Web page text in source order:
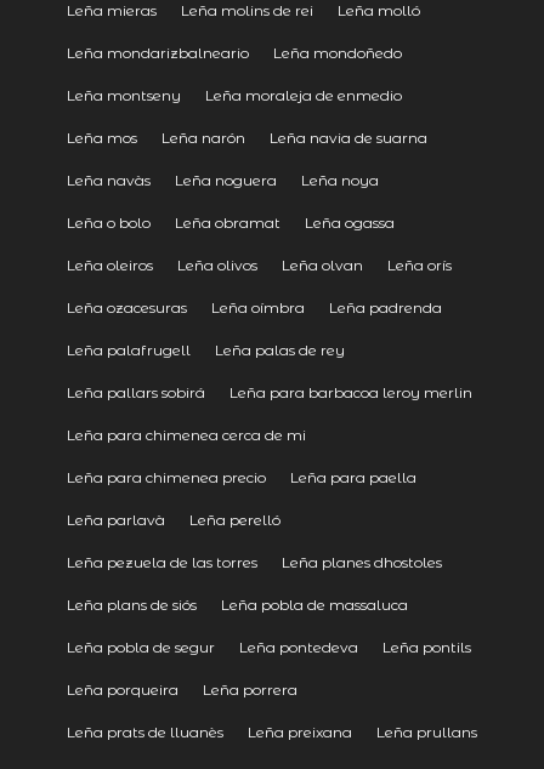
Leña mieras Leña molins de rei Leña molló
Leña mondarizbalneario Leña mondoñedo
Leña montseny Leña moraleja de enmedio
Leña mos Leña narón Leña navia de suarna
Leña navàs Leña noguera Leña noya
Leña o bolo Leña obramat Leña ogassa
Leña oleiros Leña olivos Leña olvan Leña orís
Leña ozacesuras Leña oímbra Leña padrenda
Leña palafrugell Leña palas de rey
Leña pallars sobirá Leña para barbacoa leroy merlin
Leña para chimenea cerca de mi
Leña para chimenea precio Leña para paella
Leña parlavà Leña perelló
Leña pezuela de las torres Leña planes dhostoles
Leña plans de siós Leña pobla de massaluca
Leña pobla de segur Leña pontedeva Leña pontils
Leña porqueira Leña porrera
Leña prats de lluanès Leña preixana Leña prullans